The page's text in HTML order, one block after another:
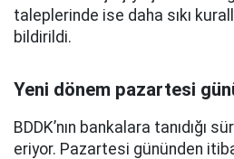
taleplerinde ise daha sıkı
bildirildi.
Yeni dönem pazartesi
BDDK’nın bankalara tanıdığı
eriyor. Pazartesi gününden